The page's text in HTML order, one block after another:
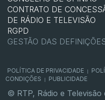
CONTRATO DE
DE RÁDIO E TELEVISÃO
RGPD
GESTÃO DAS
POLÍTICA DE PRIVACIDADE
CONDIÇÕES
PUBLICIDADE
© RTP, Rádio e